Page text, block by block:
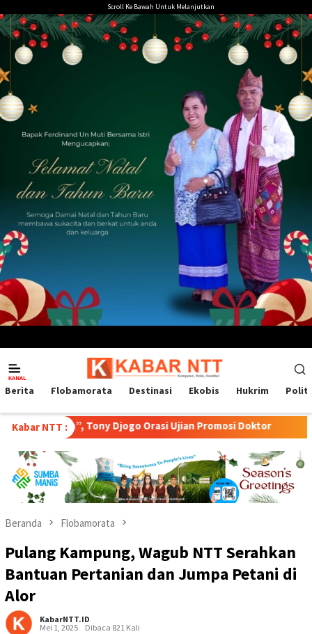
ke
konten
Scroll Ke Bawah Untuk Melanjutkan
Mobile
Berita Flobamorata Destinasi Ekobis Hukrim
Kabar NTT :
Djogo Orasi Ujian Promosi Doktor Transformasi
Beranda Flobamorata
Pulang Kampung, Wagub NTT Serahkan
Bantuan Pertanian dan Jumpa Petani di
Alor
KabarNTT.ID
Mei 1, 2025
Dibaca 821 Kali